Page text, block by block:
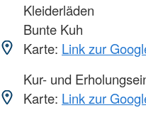
Kleiderläden
Bunte Kuh
Karte: Link zur
Kur- und
Karte: Link zur